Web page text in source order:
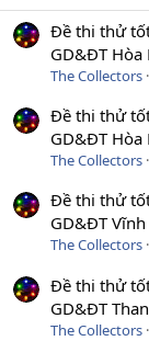
Đề thi thử
GD&ĐT Hòa
The Collectors
Đề thi thử
GD&ĐT Hòa
The Collectors
Đề thi thử
GD&ĐT
The Collectors
Đề thi thử
GD&ĐT
The Collectors